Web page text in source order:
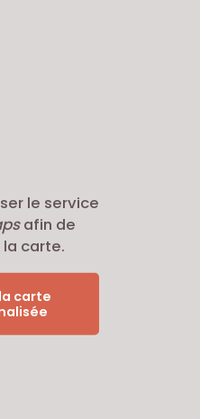
le service
afin de
carte.
carte